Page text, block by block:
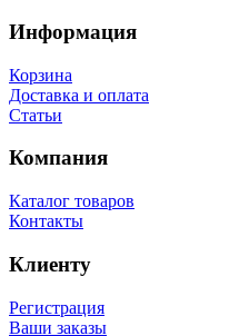
Информация
Корзина
Доставка и оплата
Статьи
Компания
Каталог товаров
Контакты
Клиенту
Регистрация
Ваши заказы